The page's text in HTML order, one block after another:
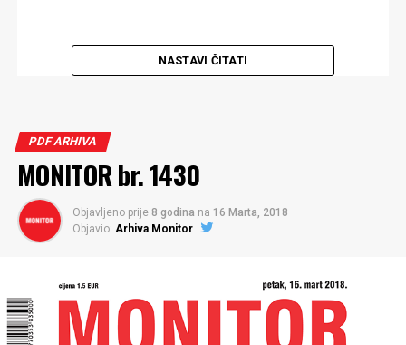
NASTAVI ČITATI
PDF ARHIVA
MONITOR br. 1430
Objavljeno prije 8 godina na 16 Marta, 2018
Objavio: Arhiva Monitor